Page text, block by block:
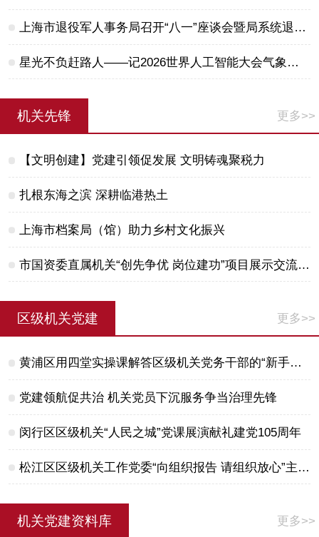
上海市退役军人事务局召开“八一”座谈会暨局系统退役军人志愿者服务队成立仪式
星光不负赶路人——记2026世界人工智能大会气象专会背后的上海气象青年
机关先锋 更多>>
【文明创建】党建引领促发展 文明铸魂聚税力
扎根东海之滨 深耕临港热土
上海市档案局（馆）助力乡村文化振兴
市国资委直属机关“创先争优 岗位建功”项目展示交流活动举行
区级机关党建 更多>>
黄浦区用四堂实操课解答区级机关党务干部的“新手困惑”
党建领航促共治 机关党员下沉服务争当治理先锋
闵行区区级机关“人民之城”党课展演献礼建党105周年
松江区区级机关工作党委“向组织报告 请组织放心”主题党日活动举行
机关党建资料库 更多>>